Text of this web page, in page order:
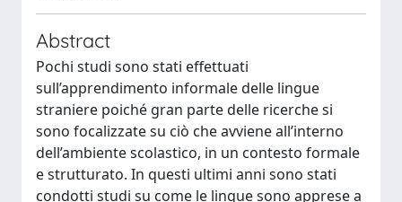
Abstract
Pochi studi sono stati effettuati
sull’apprendimento informale delle lingue
straniere poiché gran parte delle ricerche si
sono focalizzate su ciò che avviene all’interno
dell’ambiente scolastico, in un contesto formale
e strutturato. In questi ultimi anni sono stati
condotti studi su come le lingue sono apprese a